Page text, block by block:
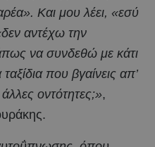
Και μου λέει, «εσύ
αντέχω την
να συνδεθώ με κάτι
που βγαίνεις απ’
οντότητες;»,